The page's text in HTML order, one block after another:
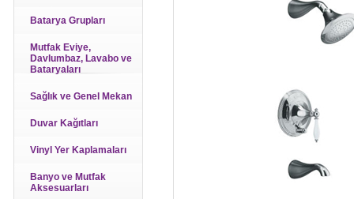
Batarya Grupları
Mutfak Eviye,
Davlumbaz, Lavabo ve
Bataryaları
Sağlık ve Genel Mekan
Duvar Kağıtları
Vinyl Yer Kaplamaları
Banyo ve Mutfak
Aksesuarları